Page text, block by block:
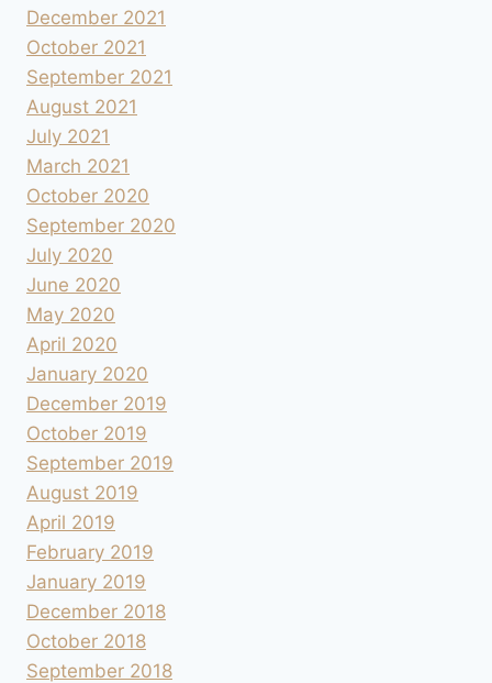
December 2021
October 2021
September 2021
August 2021
July 2021
March 2021
October 2020
September 2020
July 2020
June 2020
May 2020
April 2020
January 2020
December 2019
October 2019
September 2019
August 2019
April 2019
February 2019
January 2019
December 2018
October 2018
September 2018